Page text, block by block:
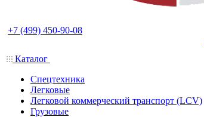
+7 (499) 450-90-08
Каталог
Спецтехника
Легковые
Легковой коммерческий транспорт (LCV)
Грузовые